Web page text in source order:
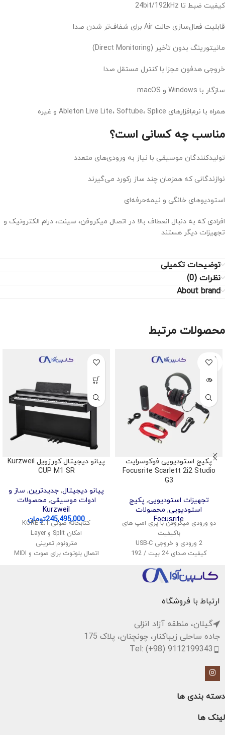
کیفیت ضبط تا 24bit/192kHz
قابلیت فعال‌سازی حالت Air برای شفاف‌تر شدن صدا
مانیتورینگ بدون تأخیر (Direct Monitoring)
خروجی هدفون مجزا با کنترل مستقل صدا
سازگار با Windows و macOS
همراه با نرم‌افزارهای Ableton Live Lite، Softube، Splice و غیره
مناسب چه کسانی است؟
تولیدکنندگان موسیقی با نیاز به ورودی‌های متعدد
نوازندگانی که همزمان چند ساز رکورد می‌گیرند
استودیوهای خانگی و نیمه‌حرفه‌ای
افرادی که به دنبال انعطاف بالا در اتصال میکروفن، سینت، درام الکترونیک و
تجهیزات دیگر هستند
توضیحات تکمیلی
نظرات (0)
About brand
محصولات مرتبط
SOLD
OUT
پکیج استودیویی فوکوسرایت
Focusrite Scarlett 2i2 Studio
G3
تجهیزات استودیویی, پکیج
استودیویی, محصولات
Focusrite
دو ورودی میکروفن با پری امپ های
باکیفیت
2 ورودی و خروجی USB-C
کیفیت صدای 24 بیت / 192
قابلیت مانیتورینگ بی‌درنگ
نرم‌افزارهای DAW و پلاگین‌های
پیانو دیجیتال کورزویل Kurzweil
CUP M1 SR
پیانو دیجیتال, جدیدترین, ساز و
ادوات موسیقی, محصولات
Kurzweil
245,495,000تومان کتابخانه صوتی KORE 2.1
امکان Split و Layer
مترونوم تمرینی
اتصال بلوتوث برای صوت و MIDI
ارتباط با فروشگاه
گیلان، منطقه آزاد انزلی
جاده ساحلی زیباکنار، چونچنان، پلاک 175
Tel: (+98) 9112199343
دسته بندی ها
لینک ها